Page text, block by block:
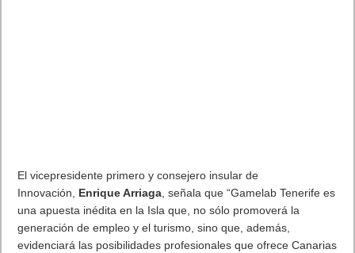
El vicepresidente primero y consejero insular de
Innovación, Enrique Arriaga, señala que “Gamelab Tenerife es
una apuesta inédita en la Isla que, no sólo promoverá la
generación de empleo y el turismo, sino que, además,
evidenciará las posibilidades profesionales que ofrece Canarias